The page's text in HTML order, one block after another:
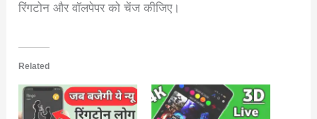
रिंगटोन और वॉलपेपर को चेंज कीजिए।
Related